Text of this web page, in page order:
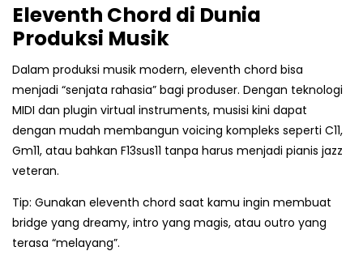
Eleventh Chord di Dunia
Produksi Musik
Dalam produksi musik modern, eleventh chord bisa
menjadi “senjata rahasia” bagi produser. Dengan teknologi
MIDI dan plugin virtual instruments, musisi kini dapat
dengan mudah membangun voicing kompleks seperti C11,
Gm11, atau bahkan F13sus11 tanpa harus menjadi pianis jazz
veteran.
Tip: Gunakan eleventh chord saat kamu ingin membuat
bridge yang dreamy, intro yang magis, atau outro yang
terasa “melayang”.